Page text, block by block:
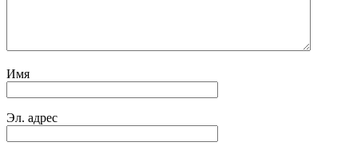
Имя
Эл. адрес